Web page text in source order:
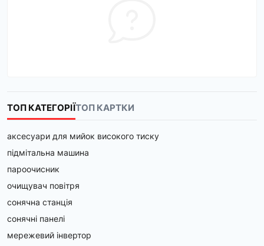
ТОП КАТЕГОРІЇТОП КАРТКИ
аксесуари для мийок високого тиску
підмітальна машина
пароочисник
очищувач повітря
сонячна станція
сонячні панелі
мережевий інвертор